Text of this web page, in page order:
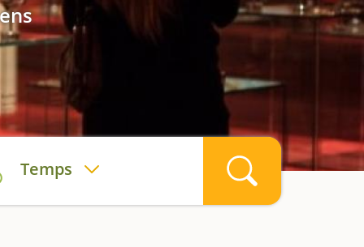
Temps